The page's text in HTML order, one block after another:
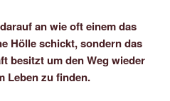
an wie oft einem das
Hölle schickt, sondern das
besitzt um den Weg wieder
Leben zu finden.